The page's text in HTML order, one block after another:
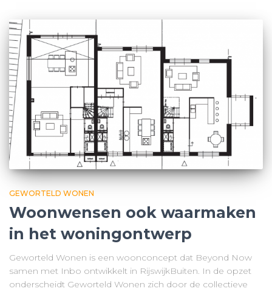
GEWORTELD WONEN
Woonwensen ook waarmaken
in het woningontwerp
Geworteld Wonen is een woonconcept dat Beyond Now
samen met Inbo ontwikkelt in RijswijkBuiten. In de opzet
onderscheidt Geworteld Wonen zich door de collectieve